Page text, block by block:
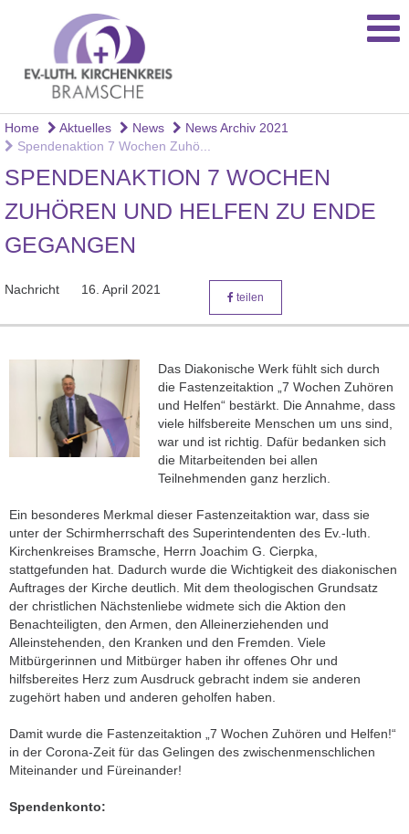
Home Aktuelles News
News Archiv 2021
Spendenaktion 7 Wochen Zuhö...
SPENDENAKTION 7 WOCHEN
ZUHÖREN UND HELFEN ZU ENDE
GEGANGEN
Nachricht 16. April 2021
teilen
Das Diakonische Werk fühlt sich durch
die Fastenzeitaktion „7 Wochen Zuhören
und Helfen“ bestärkt. Die Annahme, dass
viele hilfsbereite Menschen um uns sind,
war und ist richtig. Dafür bedanken sich
die Mitarbeitenden bei allen
Teilnehmenden ganz herzlich.
Ein besonderes Merkmal dieser Fastenzeitaktion war, dass sie
unter der Schirmherrschaft des Superintendenten des Ev.-luth.
Kirchenkreises Bramsche, Herrn Joachim G. Cierpka,
stattgefunden hat. Dadurch wurde die Wichtigkeit des diakonischen
Auftrages der Kirche deutlich. Mit dem theologischen Grundsatz
der christlichen Nächstenliebe widmete sich die Aktion den
Benachteiligten, den Armen, den Alleinerziehenden und
Alleinstehenden, den Kranken und den Fremden. Viele
Mitbürgerinnen und Mitbürger haben ihr offenes Ohr und
hilfsbereites Herz zum Ausdruck gebracht indem sie anderen
zugehört haben und anderen geholfen haben.
Damit wurde die Fastenzeitaktion „7 Wochen Zuhören und Helfen!“
in der Corona-Zeit für das Gelingen des zwischenmenschlichen
Miteinander und Füreinander!
Spendenkonto: